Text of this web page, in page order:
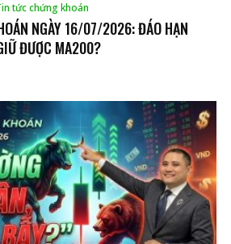
tức chứng khoán
NGÀY 16/07/2026: ĐÁO HẠN
ĐƯỢC MA200?